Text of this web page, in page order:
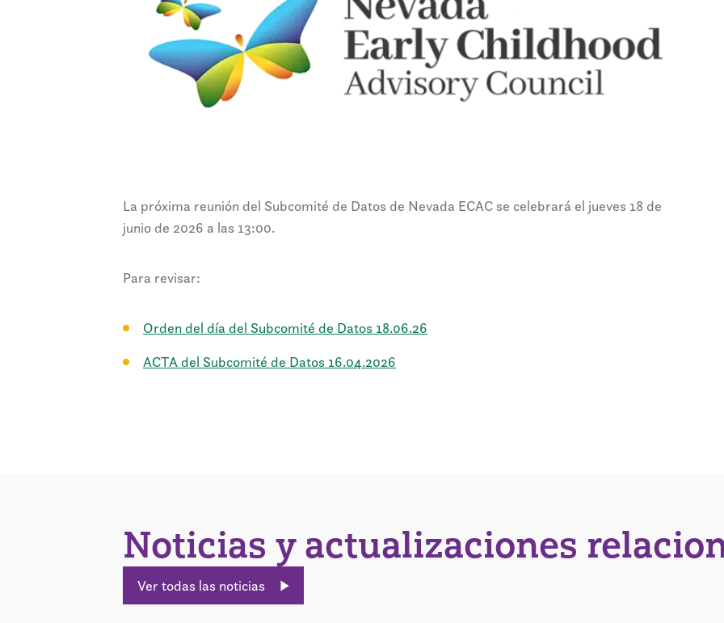
La próxima reunión del Subcomité de Datos de Nevada ECAC se celebrará el jueves 18 de
junio de 2026 a las 13:00.
Para revisar:
Orden del día del Subcomité de Datos 18.06.26
ACTA del Subcomité de Datos 16.04.2026
Noticias y actualizaciones
Ver todas las noticias